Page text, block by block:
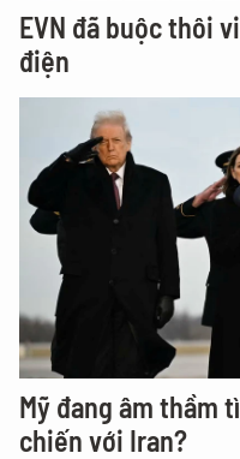
EVN đã buộc thôi
điện
Mỹ đang âm thầm
chiến với Iran?